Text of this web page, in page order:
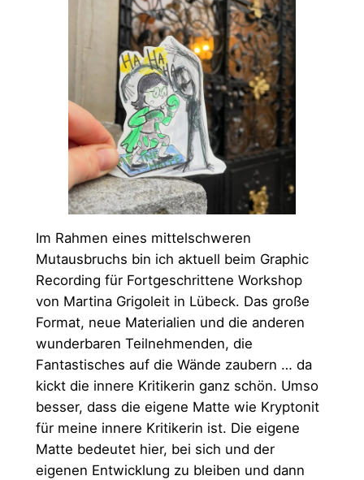
Im Rahmen eines mittelschweren
Mutausbruchs bin ich aktuell beim Graphic
Recording für Fortgeschrittene Workshop
von Martina Grigoleit in Lübeck. Das große
Format, neue Materialien und die anderen
wunderbaren Teilnehmenden, die
Fantastisches auf die Wände zaubern … da
kickt die innere Kritikerin ganz schön. Umso
besser, dass die eigene Matte wie Kryptonit
für meine innere Kritikerin ist. Die eigene
Matte bedeutet hier, bei sich und der
eigenen Entwicklung zu bleiben und dann